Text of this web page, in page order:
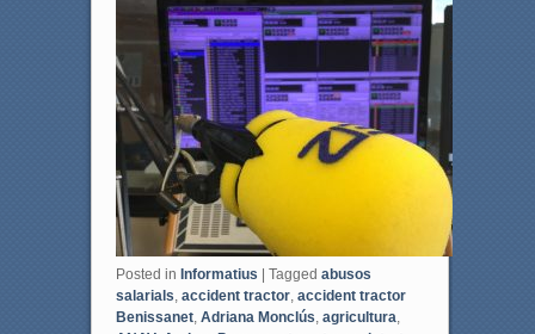
e
b
o
k
t
t
r
Posted in Informatius | Tagged abusos
salarials accident tractor, accident tractor
Benissanet, Adriana Monclús agricultura